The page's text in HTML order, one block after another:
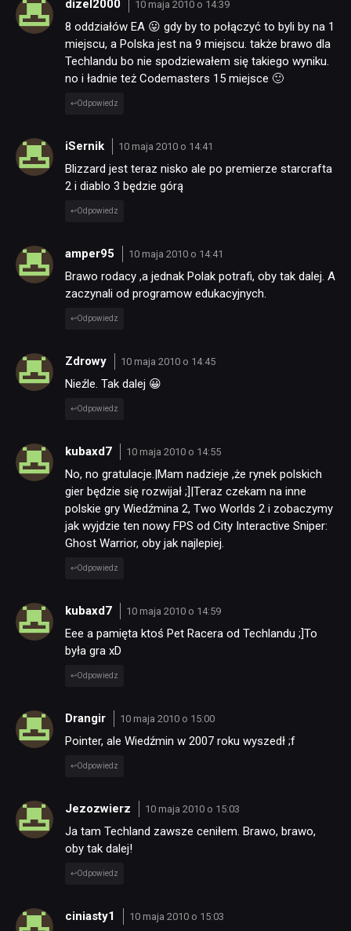
NEWSY
RECENZJE
PUBLICYSTYKA
KULTURA
RETRO
TECHNOLOGIE
DYSKUSJE
JUŻ GRALIŚMY
SKLEP
dizel2000 10 maja 2010 o 14:39
8 oddziałów EA 😛 gdy by to połączyć to byli by na 1
miejscu, a Polska jest na 9 miejscu. także brawo dla
Techlandu bo nie spodziewałem się takiego wyniku.
no i ładnie też Codemasters 15 miejsce 🙂
Odpowiedz
iSernik 10 maja 2010 o 14:41
Blizzard jest teraz nisko ale po premierze starcrafta
2 i diablo 3 będzie górą
Odpowiedz
amper95 10 maja 2010 o 14:41
Brawo rodacy ,a jednak Polak potrafi, oby tak dalej. A
zaczynali od programow edukacyjnych.
Odpowiedz
Zdrowy 10 maja 2010 o 14:45
Nieźle. Tak dalej 😀
Odpowiedz
kubaxd7 10 maja 2010 o 14:55
No, no gratulacje.|Mam nadzieje ,że rynek polskich
gier będzie się rozwijał ;]|Teraz czekam na inne
polskie gry Wiedźmina 2, Two Worlds 2 i zobaczymy
jak wyjdzie ten nowy FPS od City Interactive Sniper:
Ghost Warrior, oby jak najlepiej.
Odpowiedz
kubaxd7 10 maja 2010 o 14:59
Eee a pamięta ktoś Pet Racera od Techlandu ;]To
była gra xD
Odpowiedz
Drangir 10 maja 2010 o 15:00
Pointer, ale Wiedźmin w 2007 roku wyszedł ;f
Odpowiedz
Jezozwierz 10 maja 2010 o 15:03
Ja tam Techland zawsze ceniłem. Brawo, brawo,
oby tak dalej!
Odpowiedz
ciniasty1 10 maja 2010 o 15:03